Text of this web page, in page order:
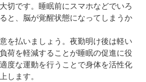
切です。睡眠前にスマホなどでいろ
と、脳が覚醒状態になってしまうか
を払いましょう。夜勤明け後は軽い
荷を軽減することが睡眠の促進に役
度な運動を行うことで身体を活性化
します。